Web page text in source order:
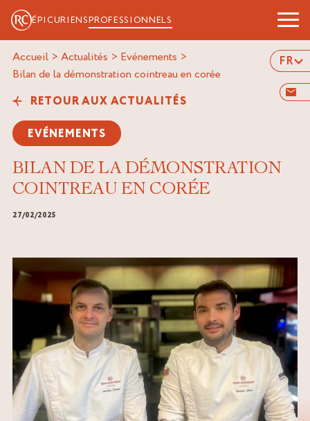
ÉPICURIENSPROFESSIONNELS
FR
Accueil > Actualités > Evénements >
bilan de la démonstration cointreau en corée
RETOUR AUX ACTUALITÉS
EVÉNEMENTS
BILAN DE LA DÉMONSTRATION
COINTREAU EN CORÉE
27/02/2025